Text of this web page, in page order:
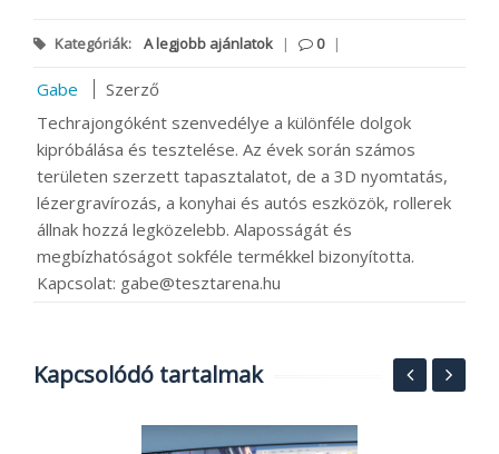
Kategóriák: A legjobb ajánlatok | 0 |
Gabe
Szerző
Techrajongóként szenvedélye a különféle dolgok
kipróbálása és tesztelése. Az évek során számos
területen szerzett tapasztalatot, de a 3D nyomtatás,
lézergravírozás, a konyhai és autós eszközök, rollerek
állnak hozzá legközelebb. Alaposságát és
megbízhatóságot sokféle termékkel bizonyította.
Kapcsolat: gabe@tesztarena.hu
Kapcsolódó tartalmak